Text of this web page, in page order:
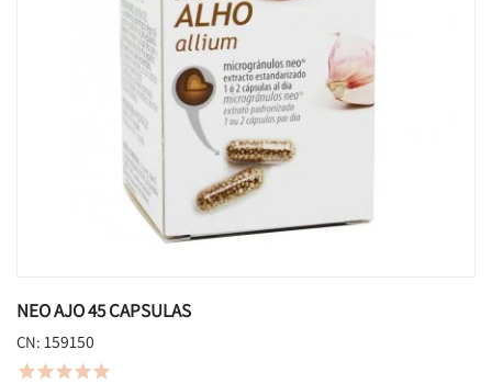
NEO AJO 45 CAPSULAS
CN: 159150
